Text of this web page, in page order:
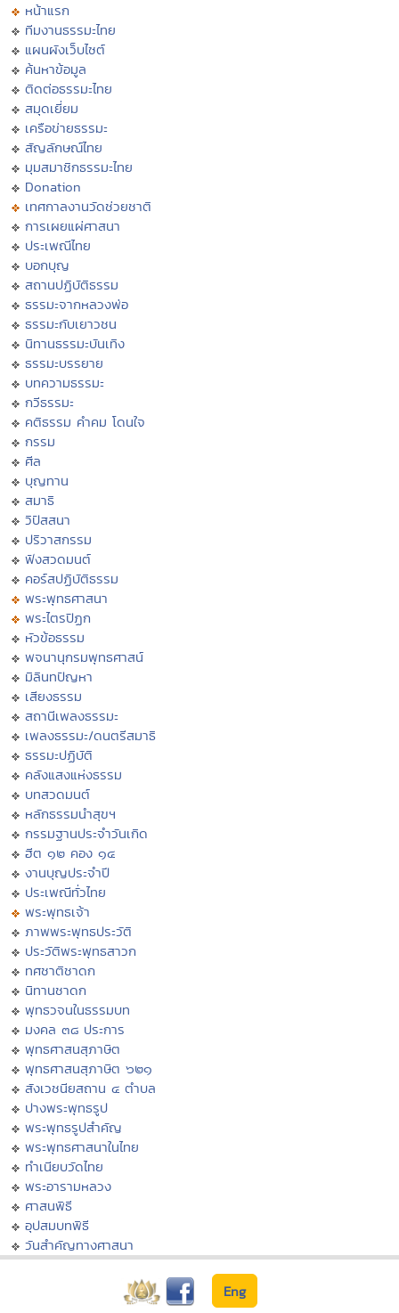
หน้าแรก
ทีมงานธรรมะไทย
แผนผังเว็บไซต์
ค้นหาข้อมูล
ติดต่อธรรมะไทย
สมุดเยี่ยม
เครือข่ายธรรมะ
สัญลักษณ์ไทย
มุมสมาชิกธรรมะไทย
Donation
เทศกาลงานวัดช่วยชาติ
การเผยแผ่ศาสนา
ประเพณีไทย
บอกบุญ
สถานปฏิบัติธรรม
ธรรมะจากหลวงพ่อ
ธรรมะกับเยาวชน
นิทานธรรมะบันเทิง
ธรรมะบรรยาย
บทความธรรมะ
กวีธรรมะ
คติธรรม คำคม โดนใจ
กรรม
ศีล
บุญทาน
สมาธิ
วิปัสสนา
ปริวาสกรรม
ฟังสวดมนต์
คอร์สปฏิบัติธรรม
พระพุทธศาสนา
พระไตรปิฏก
หัวข้อธรรม
พจนานุกรมพุทธศาสน์
มิลินทปัญหา
เสียงธรรม
สถานีเพลงธรรมะ
เพลงธรรมะ/ดนตรีสมาธิ
ธรรมะปฏิบัติ
คลังแสงแห่งธรรม
บทสวดมนต์
หลักธรรมนำสุขฯ
กรรมฐานประจำวันเกิด
ฮีต ๑๒ คอง ๑๔
งานบุญประจำปี
ประเพณีทั่วไทย
พระพุทธเจ้า
ภาพพระพุทธประวัติ
ประวัติพระพุทธสาวก
ทศชาติชาดก
นิทานชาดก
พุทธวจนในธรรมบท
มงคล ๓๘ ประการ
พุทธศาสนสุภาษิต
พุทธศาสนสุภาษิต ๖๒๑
สังเวชนียสถาน ๔ ตำบล
ปางพระพุทธรูป
พระพุทธรูปสำคัญ
พระพุทธศาสนาในไทย
ทำเนียบวัดไทย
พระอารามหลวง
ศาสนพิธี
อุปสมบทพิธี
วันสำคัญทางศาสนา
Eng